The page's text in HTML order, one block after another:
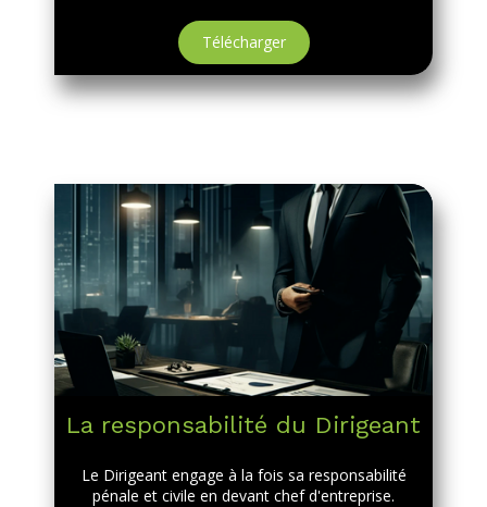
Télécharger
La responsabilité du Dirigeant
Le Dirigeant engage à la fois sa responsabilité
pénale et civile en devant chef d'entreprise.